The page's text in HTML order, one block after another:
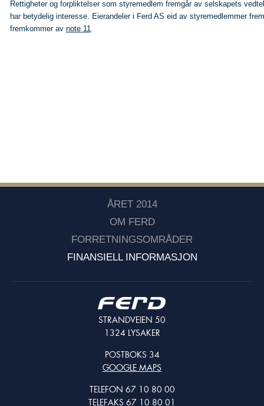
Rettigheter og forpliktelser som styremedlem fremgår av selskapets
har betydelig interesse. Eierandeler i Ferd AS eid av styremedlemmer
fremkommer av note 11.
ÅRET 2014
OM FERD
FORRETNINGSOMRÅDER
FINANSIELL INFORMASJON
STRANDVEIEN 50
1324 LYSAKER
POSTBOKS 34
GOOGLE MAPS
TELEFON 67 10 80 00
TELEFAKS 67 10 80 01